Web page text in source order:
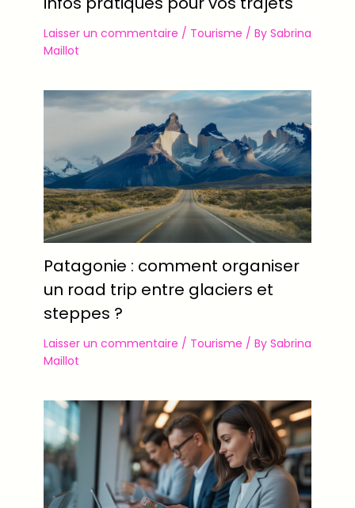
Laisser un commentaire / Tourisme / By Sabrina
Maillot
Patagonie : comment organiser
un road trip entre glaciers et
steppes ?
Laisser un commentaire / Tourisme / By Sabrina
Maillot